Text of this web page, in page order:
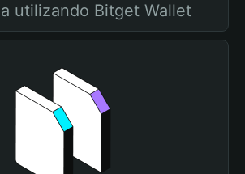
utilizando Bitget Wallet